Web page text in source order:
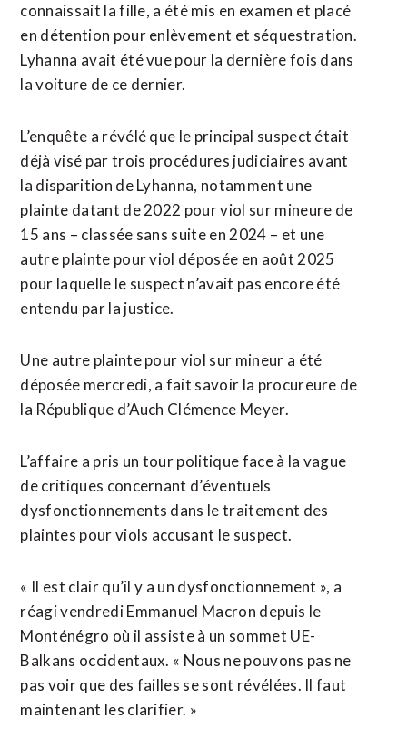
connaissait la fille, a été mis en examen et placé
en détention pour enlèvement et séquestration.
Lyhanna avait été vue pour la dernière fois dans
la voiture de ce dernier.
L’enquête a révélé que le principal suspect était
déjà visé par trois procédures judiciaires avant
la disparition de Lyhanna, notamment une
plainte datant de 2022 pour viol sur mineure de
15 ans – classée sans suite en 2024 – et une
autre plainte pour viol déposée en août 2025
pour laquelle le suspect n’avait pas encore été
entendu par la justice.
Une autre plainte pour viol sur mineur a été
déposée mercredi, a fait savoir la procureure de
la République d’Auch Clémence Meyer.
L’affaire a pris un tour politique face à la vague
de critiques concernant d’éventuels
dysfonctionnements dans le traitement des
plaintes pour viols accusant le suspect.
« Il est clair qu’il y a un dysfonctionnement », a
réagi vendredi Emmanuel Macron depuis le
Monténégro où il assiste à un sommet UE-
Balkans occidentaux. « Nous ne pouvons pas ne
pas voir que des failles se sont révélées. Il faut
maintenant les clarifier. »